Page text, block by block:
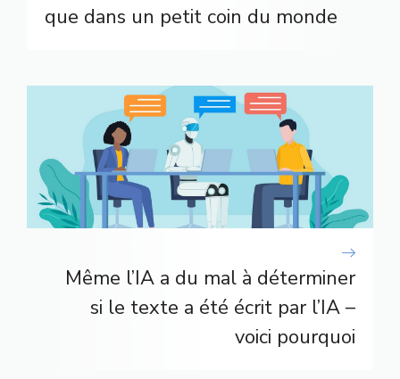
que dans un petit coin du monde
Même l’IA a du mal à déterminer
si le texte a été écrit par l’IA –
voici pourquoi